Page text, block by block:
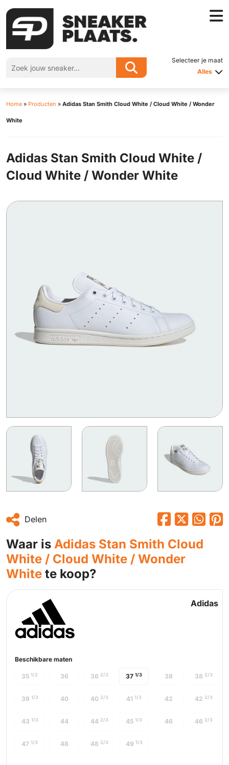
Selecteer je maat
Alles
Home » Producten » Adidas Stan Smith Cloud White / Cloud White / Wonder
White
Adidas Stan Smith Cloud White /
Cloud White / Wonder White
Delen
Waar is Adidas Stan Smith Cloud
White / Cloud White / Wonder
White te koop?
Adidas
Beschikbare maten
37 1/3
35 1/2 36 36 2/3 38 38 2/3
39 1/3 40 40 2/3 41 1/3 42 42 2/3
43 1/3 44 44 2/3 45 1/3 46 46 2/3
47 1/3 48 48 2/3 49 1/3